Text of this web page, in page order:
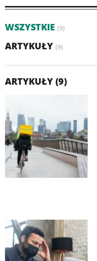
WSZYSTKIE (9)
ARTYKUŁY (9)
ARTYKUŁY (9)